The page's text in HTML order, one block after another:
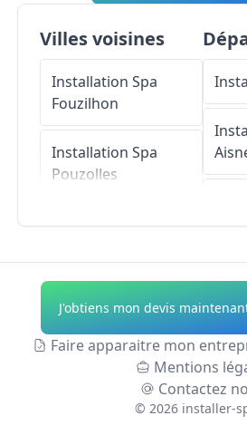
Villes voisines
Installation Spa
Fouzilhon
Installation Spa
Pouzolles
Installation Spa
Margon
Installation Spa
J'obtiens mon devis
Faire apparaitre mon
Mentions
Contactez
© 2026 installer-